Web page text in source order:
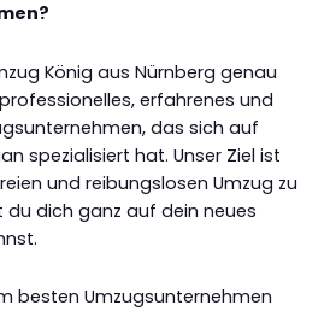
König aus Nürnberg genau
erfahrenes und
das sich auf
spezialisiert hat. Unser Ziel ist
und reibungslosen Umzug zu
dich ganz auf dein neues
besten Umzugsunternehmen